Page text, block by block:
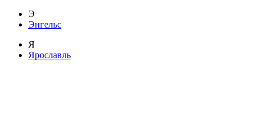
Э
Энгельс
Я
Ярославль